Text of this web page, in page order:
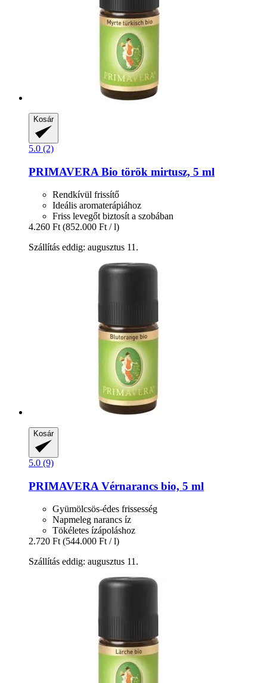
Kosár
5.0 (2)
PRIMAVERA Bio török mirtusz, 5 ml
Rendkívül frissítő
Ideális aromaterápiához
Friss levegőt biztosít a szobában
4.260 Ft (852.000 Ft / l)
Szállítás eddig: augusztus 11.
Kosár
5.0 (9)
PRIMAVERA Vérnarancs bio, 5 ml
Gyümölcsös-édes frissesség
Napmeleg narancs íz
Tökéletes ízápoláshoz
2.720 Ft (544.000 Ft / l)
Szállítás eddig: augusztus 11.